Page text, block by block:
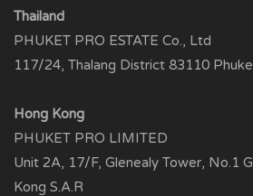
Thailand
PHUKET PRO ESTATE Co., Ltd
117/24, Thalang District 83110
Hong Kong
PHUKET PRO LIMITED
Unit 2A, 17/F, Glenealy Tower, No.1
Kong S.A.R